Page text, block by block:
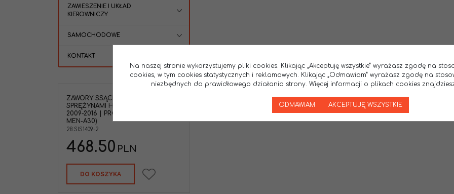
ZAWIESZENIE I UKŁAD
KIEROWNICZY
SAMOCHODOWE
KONTAKT
NOWOŚĆ
ZAWORY SSĄCE ZESTAW ZE
SPRĘŻYNAMI HONDA CRF450R
2009-2016 | PROX 28.SIS1409-2 (14711-
MEN-A30)
28.SIS1409-2
468.50 PLN
DO KOSZYKA
Na naszej stronie wykorzystujemy pliki cookies. Klikając „Akceptuję wszystkie” wyrażasz zgodę na
cookies, w tym cookies statystycznych i reklamowych. Klikając „Odmawiam” wyrażasz zgodę na
niezbędnych do prawidłowego działania strony. Więcej informacji o plikach cookies
ODMAWIAM AKCEPTUJĘ WSZYSTKIE